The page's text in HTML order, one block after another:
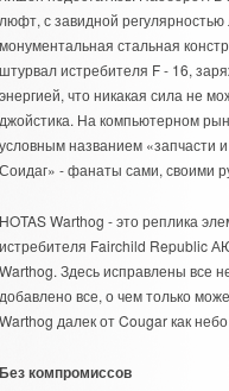
с завидной
стальная
истребителя F - 16,
что никакая сила не
На компьютерном
названием «запчасти
- фанаты сами, своими
Warthog - это реплика
Fairchild Republic
Здесь исправлены все
все, о чем только
далек от Cougar как
компромиссов